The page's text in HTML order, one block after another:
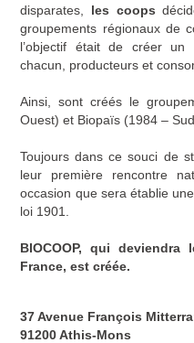
disparates,
les coops
groupements régionaux de
l’objectif était de créer
chacun, producteurs et
Ainsi, sont créés le
Ouest) et Biopaïs (1984 – Sud
Toujours dans ce souci de
leur première rencontre
occasion que sera établie
loi 1901.
BIOCOOP, qui
France, est créée.
37 Avenue François
91200 Athis-Mons